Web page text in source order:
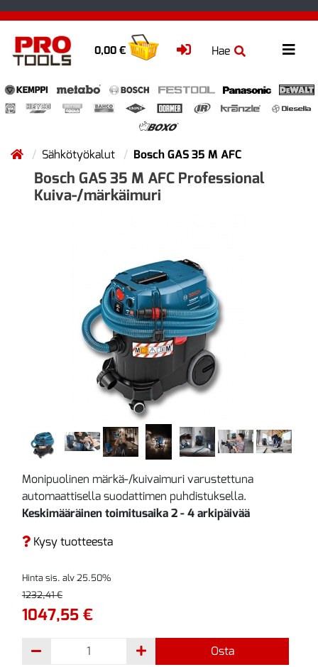
Hae
0,00 €
Sähkötyökalut Bosch GAS 35 M AFC
Bosch GAS 35 M AFC Professional
Kuiva-/märkäimuri
Monipuolinen märkä-/kuivaimuri varustettuna
automaattisella suodattimen puhdistuksella.
Keskimääräinen toimitusaika 2 - 4 arkipäivää
Kysy tuotteesta
Hinta sis. alv 25.50%
1232,41 €
1047,55 €
Osta